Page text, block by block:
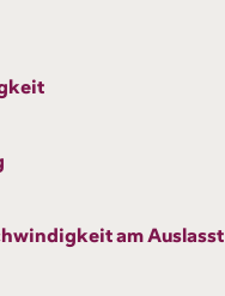
am Auslasst